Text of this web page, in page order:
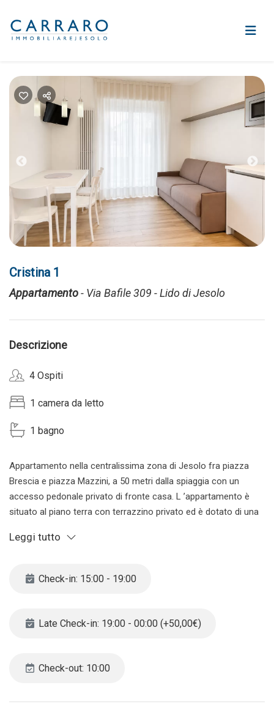
Cristina 1
Appartamento- Via Bafile 309 - Lido di Jesolo
Descrizione
4 Ospiti
1 camera da letto
1 bagno
Appartamento nella centralissima zona di Jesolo fra piazza
Brescia e piazza Mazzini, a 50 metri dalla spiaggia con un
accesso pedonale privato di fronte casa. L ’appartamento è
situato al piano terra con terrazzino privato ed è dotato di una
CIR 027019-LOC-07625
invitiamo pertanto a contattarci direttamente tramite email o
penali/rimborsi.
Leggi tutto
Check-in: 15:00 - 19:00
Late Check-in: 19:00 - 00:00 (+50,00€)
Check-out: 10:00